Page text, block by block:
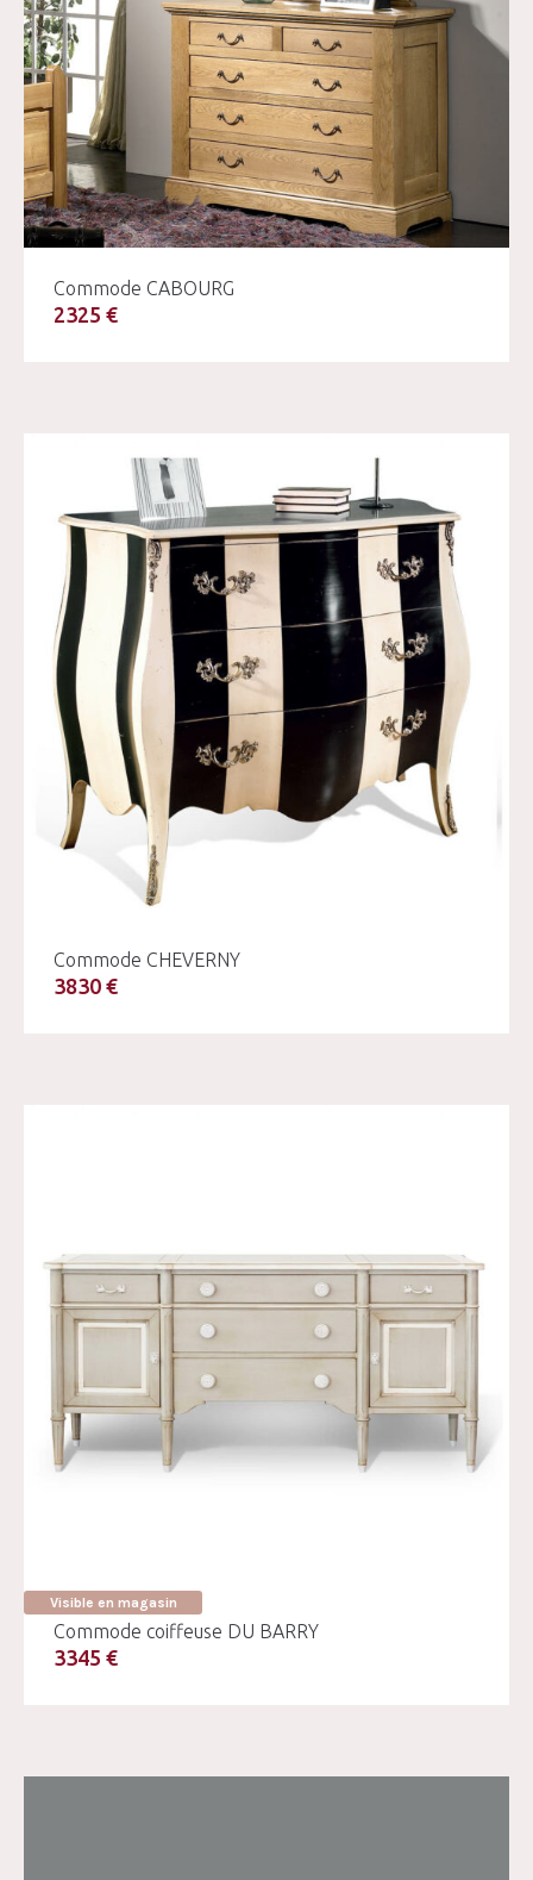
Commode CABOURG
2325 €
Commode CHEVERNY
3830 €
Visible en magasin
Commode coiffeuse DU BARRY
3345 €